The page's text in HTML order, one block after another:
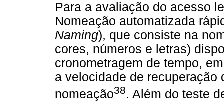
Para a avaliação do acesso
Nomeação automatizada
Naming), que consiste na
cores, números e letras)
cronometragem de tempo,
a velocidade de recuperação
nomeação38. Além do teste